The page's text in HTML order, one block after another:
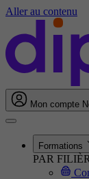
Aller au contenu
Mon compte
Formations
PAR